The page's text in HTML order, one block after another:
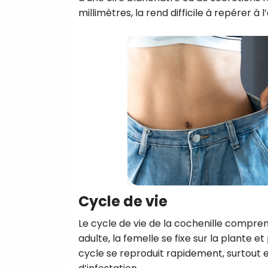
millimètres, la rend difficile à repérer à
Cycle de vie
Le cycle de vie de la cochenille
adulte, la femelle se fixe sur la plante
cycle se reproduit rapidement, surtout